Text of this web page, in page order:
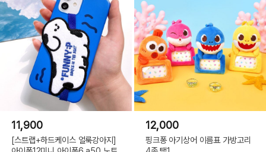
11,900
[스트랩+하드케이스 얼룩강아지]
12,000
핑크퐁 아기상어 이름표 가방고리